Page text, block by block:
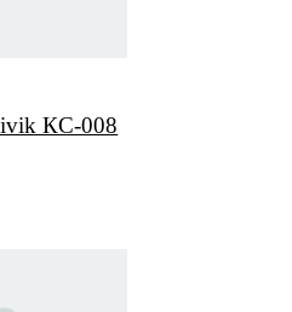
КС-008